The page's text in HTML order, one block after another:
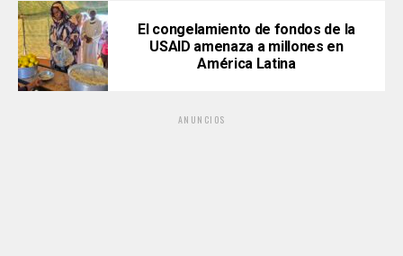
El congelamiento de fondos de la
USAID amenaza a millones en
América Latina
ANUNCIOS